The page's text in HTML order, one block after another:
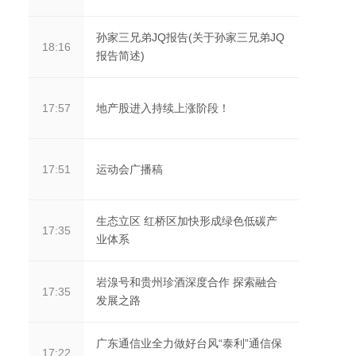
18:16
孙家三兄弟JQ报告(关于孙家三兄弟JQ
报告简述)
17:57 地产股进入持续上涨阶段！
17:51 运动会广播稿
17:35
生态立区 红桥区加快形成绿色低碳产
业体系
17:35
岩湶号和贵州珍酒深度合作 探索融合
发展之路
17:22
广东通信业全力做好台风“泰利”通信保